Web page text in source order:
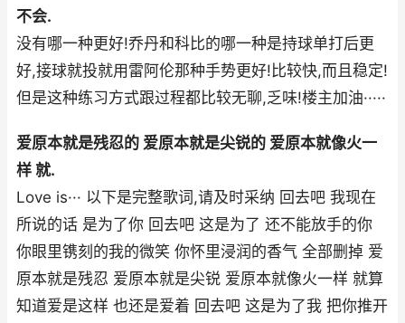
不会.
没有哪一种更好!乔丹和科比的哪一种是持球单打后更
好,接球就投就用雷阿伦那种手势更好!比较快,而且稳定!
但是这种练习方式跟过程都比较无聊,乏味!楼主加油·····
爱原本就是残忍的 爱原本就是尖锐的 爱原本就像火一
样 就.
Love is··· 以下是完整歌词,请及时采纳 回去吧 我现在
所说的话 是为了你 回去吧 这是为了 还不能放手的你
你眼里镌刻的我的微笑 你怀里浸润的香气 全部删掉 爱
原本就是残忍 爱原本就是尖锐 爱原本就像火一样 就算
知道爱是这样 也还是爱着 回去吧 这是为了我 把你推开